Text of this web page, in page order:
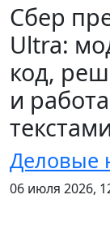
Сбер
Ultra:
код,
и
текстами
Деловые
06 июля 2026,